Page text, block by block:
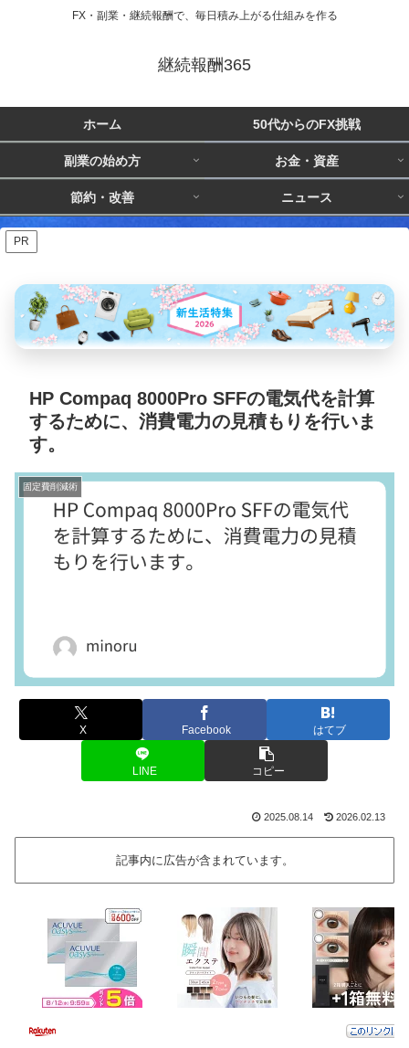
FX・副業・継続報酬で、毎日積み上がる仕組みを作る
継続報酬365
ホーム 50代からのFX挑戦
副業の始め方 お金・資産
節約・改善 ニュース
PR
HP Compaq 8000Pro SFFの電気代を計算
するために、消費電力の見積もりを行いま
す。
固定費削減術
X Facebook はてブ
LINE コピー
2025.08.14 2026.02.13
記事内に広告が含まれています。